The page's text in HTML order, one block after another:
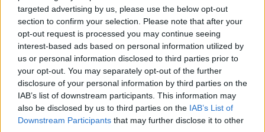
targeted advertising by us, please use the below opt-out
section to confirm your selection. Please note that after your
opt-out request is processed you may continue seeing
interest-based ads based on personal information utilized by
us or personal information disclosed to third parties prior to
your opt-out. You may separately opt-out of the further
disclosure of your personal information by third parties on the
IAB’s list of downstream participants. This information may
also be disclosed by us to third parties on the IAB’s List of
Downstream Participants that may further disclose it to other